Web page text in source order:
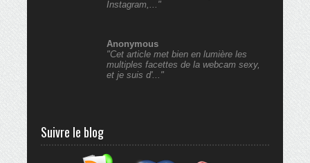
Instagram,..."
Anonymous
"Cet article met bien en lumière les
multiples facettes de la webcam sexy,
et je suis d'..."
Suivre le blog